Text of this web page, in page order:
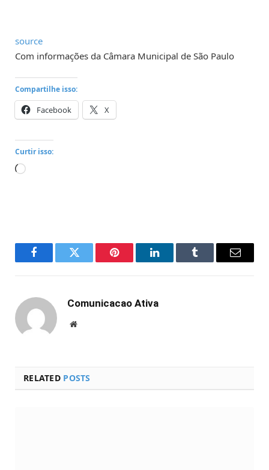
source
Com informações da Câmara Municipal de São Paulo
Compartilhe isso:
Facebook X
Curtir isso:
Carregando...
FacebookTwitter Pinterest LinkedInTumblr Email
Comunicacao Ativa
Website
RELATED POSTS